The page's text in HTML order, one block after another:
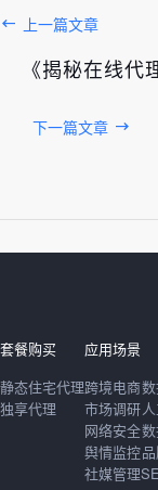
上一篇文章
《揭秘在线
下一篇文章
套餐购买
静态住宅代理
独享代理
应用场景
跨境电商
市场调研
网络安全
舆情监控
社媒管理